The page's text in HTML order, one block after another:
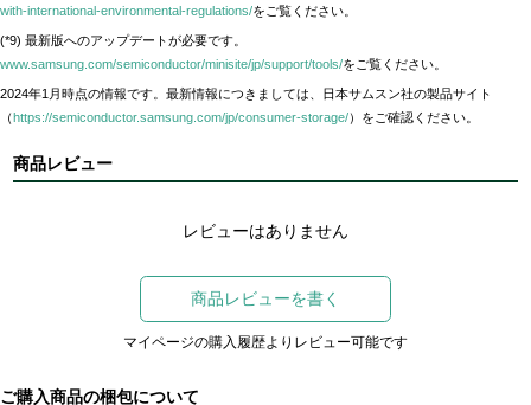
with-international-environmental-regulations/をご覧ください。
(*9) 最新版へのアップデートが必要です。
www.samsung.com/semiconductor/minisite/jp/support/tools/をご覧ください。
2024年1月時点の情報です。最新情報につきましては、日本サムスン社の製品サイト
（https://semiconductor.samsung.com/jp/consumer-storage/）をご確認ください。
商品レビュー
レビューはありません
商品レビューを書く
マイページの購入履歴よりレビュー可能です
ご購入商品の梱包について